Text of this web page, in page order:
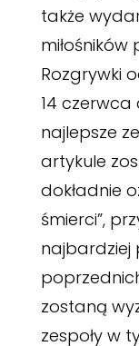
także
miłośników
Rozgrywki
14
najlepsze
artykule
dokładnie
śmierci”,
najbardziej
zostaną
zespoły w